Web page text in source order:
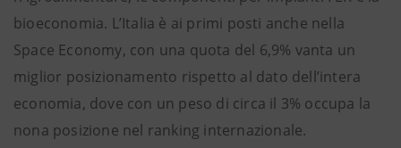
bioeconomia. L’Italia è ai primi posti anche nella
Space Economy, con una quota del 6,9% vanta un
miglior posizionamento rispetto al dato dell’intera
economia, dove con un peso di circa il 3% occupa la
nona posizione nel ranking internazionale.